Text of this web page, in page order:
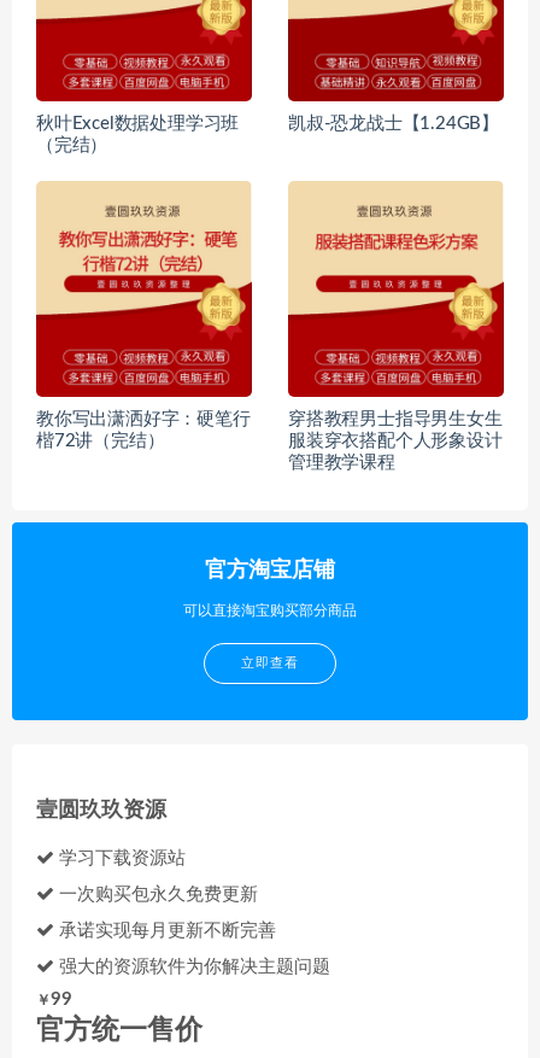
秋叶Excel数据处理学习班
（完结）
凯叔-恐龙战士【1.24GB】
教你写出潇洒好字：硬笔行
楷72讲（完结）
穿搭教程男士指导男生女生
服装穿衣搭配个人形象设计
管理教学课程
官方淘宝店铺
可以直接淘宝购买部分商品
立即查看
壹圆玖玖资源
学习下载资源站
一次购买包永久免费更新
承诺实现每月更新不断完善
强大的资源软件为你解决主题问题
￥99
官方统一售价